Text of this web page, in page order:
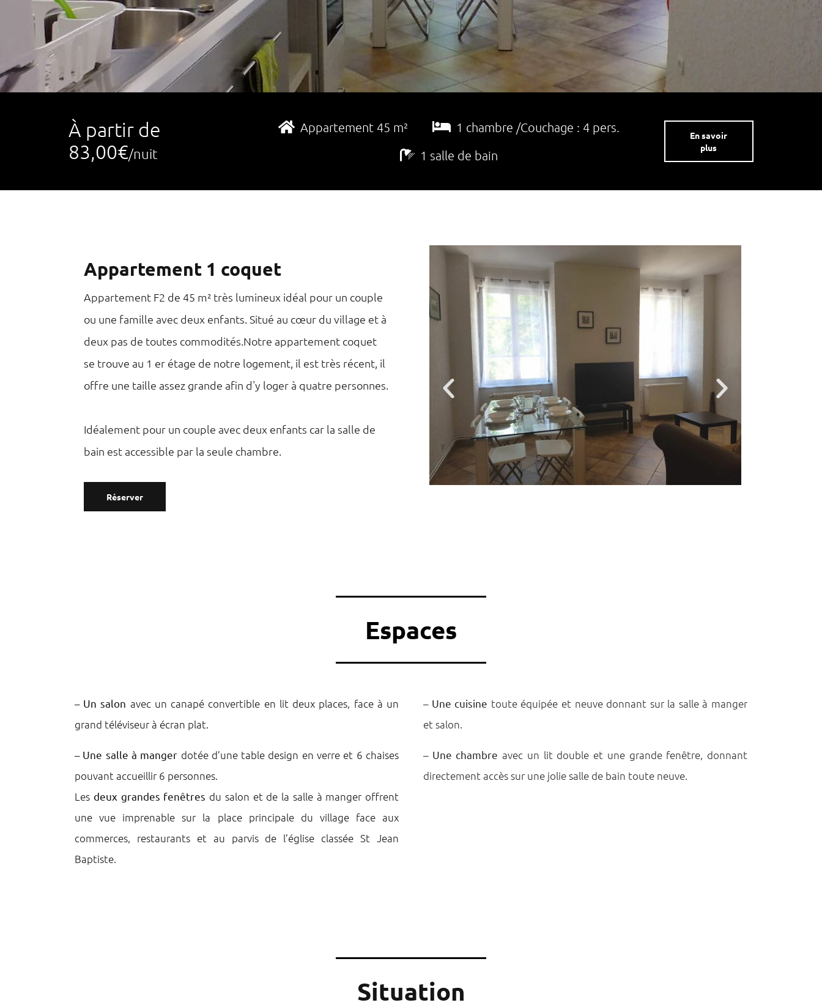
À partir de
83,00€/nuit
En savoir
plus
Appartement 45 m²
1 chambre /Couchage : 4 pers.
1 salle de bain
Appartement 1 coquet
Appartement F2 de 45 m² très lumineux idéal pour un couple
ou une famille avec deux enfants. Situé au cœur du village et à
deux pas de toutes commodités.Notre appartement coquet
se trouve au 1 er étage de notre logement, il est très récent, il
offre une taille assez grande afin d'y loger à quatre personnes.
Idéalement pour un couple avec deux enfants car la salle de
bain est accessible par la seule chambre.
Réserver
Espaces
– Un salon avec un canapé convertible en lit deux places, face à un
grand téléviseur à écran plat.
– Une salle à manger dotée d’une table design en verre et 6 chaises
pouvant accueillir 6 personnes.
Les deux grandes fenêtres du salon et de la salle à manger offrent
une vue imprenable sur la place principale du village face aux
commerces, restaurants et au parvis de l’église classée St Jean
Baptiste.
– Une cuisine toute équipée et neuve donnant sur la salle à manger
et salon.
– Une chambre avec un lit double et une grande fenêtre, donnant
directement accès sur une jolie salle de bain toute neuve.
Situation